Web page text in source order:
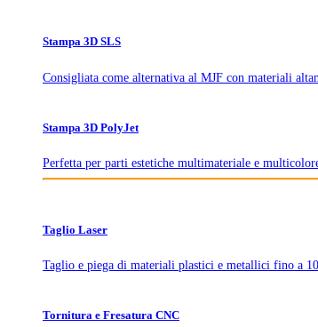
Stampa 3D SLS
Consigliata come alternativa al MJF con materiali
Stampa 3D PolyJet
Perfetta per parti estetiche multimateriale e
Taglio Laser
Taglio e piega di materiali plastici e metallici fino a
Tornitura e Fresatura CNC